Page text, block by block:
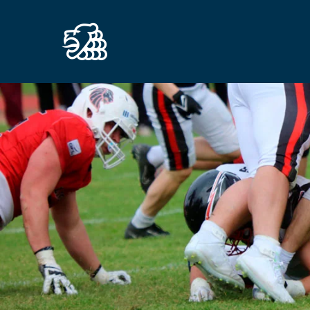
Zum Hauptinhalt springen